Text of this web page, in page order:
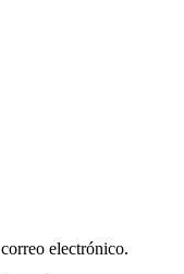
electrónico.